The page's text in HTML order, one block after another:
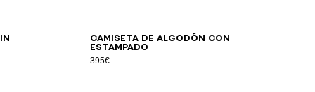
Camiseta de algodón con
estampado
395€
2XSXSSM LXL2XL